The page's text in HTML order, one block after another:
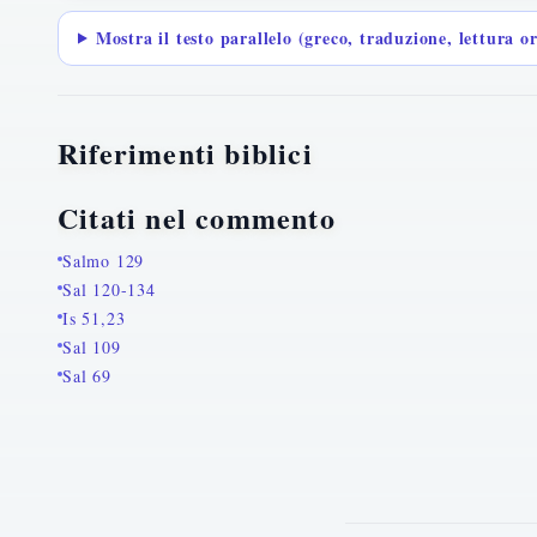
Mostra il testo parallelo (greco, traduzione, lettura
Riferimenti biblici
Citati nel commento
Salmo 129
Sal 120-134
Is 51,23
Sal 109
Sal 69